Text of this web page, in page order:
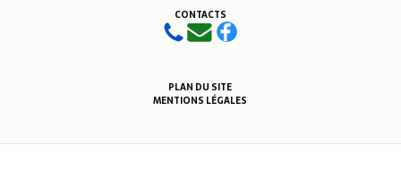
CONTACTS
PLAN DU SITE
MENTIONS LÉGALES